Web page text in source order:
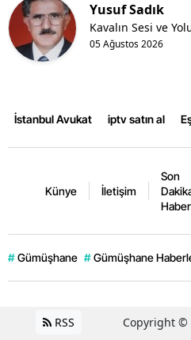
Yusuf Sadık
05 Ağustos 2026
Kavalın Sesi ve
İstanbul Avukat iptv satın al
Künye İletişim
Son
# Gümüşhane # Gümüşhane
RSS Copyright ©